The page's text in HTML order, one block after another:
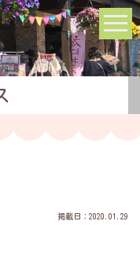
掲載日：2020.01.29